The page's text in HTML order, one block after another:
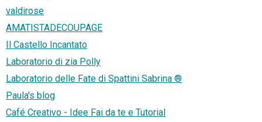
valdirose
AMATISTADECOUPAGE
Il Castello Incantato
Laboratorio di zia Polly
Laboratorio delle Fate di Spattini Sabrina ®
Paula's blog
Café Creativo - Idee Fai da te e Tutorial